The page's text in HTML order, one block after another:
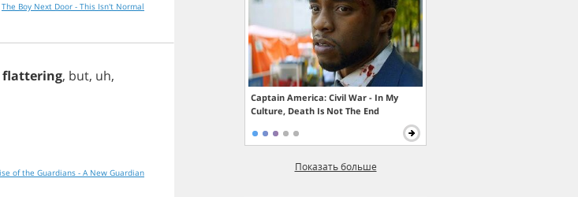
The Boy Next Door - This Isn't Normal
flattering, but, uh,
Rise of the Guardians - A New Guardian
Captain America: Civil War - In My
Culture, Death Is Not The End
Показать больше